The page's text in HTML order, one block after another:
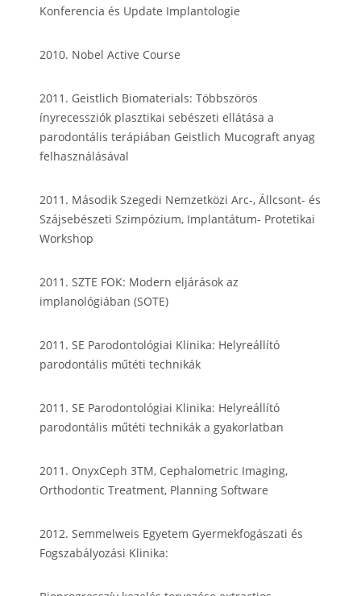
Konferencia és Update Implantologie
2010. Nobel Active Course
2011. Geistlich Biomaterials: Többszörös
ínyrecessziók plasztikai sebészeti ellátása a
parodontális terápiában Geistlich Mucograft anyag
felhasználásával
2011. Második Szegedi Nemzetközi Arc-, Állcsont- és
Szájsebészeti Szimpózium, Implantátum- Protetikai
Workshop
2011. SZTE FOK: Modern eljárások az
implanológiában (SOTE)
2011. SE Parodontológiai Klinika: Helyreállító
parodontális műtéti technikák
2011. SE Parodontológiai Klinika: Helyreállító
parodontális műtéti technikák a gyakorlatban
2011. OnyxCeph 3TM, Cephalometric Imaging,
Orthodontic Treatment, Planning Software
2012. Semmelweis Egyetem Gyermekfogászati és
Fogszabályozási Klinika: